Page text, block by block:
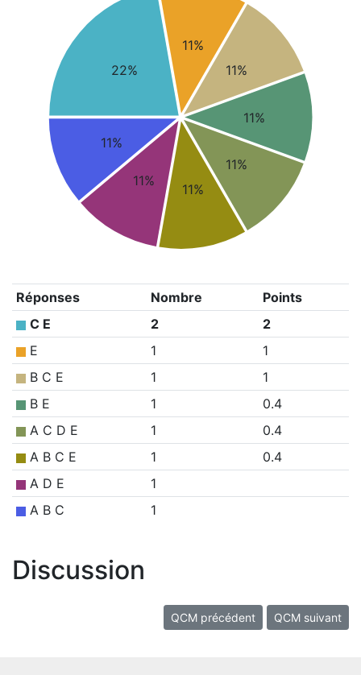
22%
11%
11%
11%
11%
11%
11%
11%
Réponses Nombre
Points
C E
2
2
E
1
1
B C E
1
1
B E
1
0.4
A C D E
1
0.4
A B C E
1
0.4
A D E
1
A B C
1
Discussion
QCM précédent QCM suivant